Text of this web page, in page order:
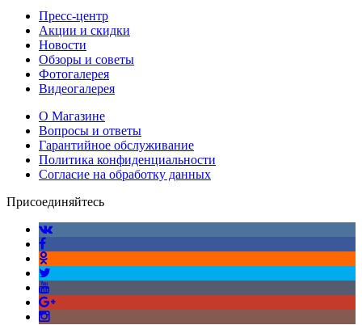
Пресс-центр
Акции и скидки
Новости
Обзоры и советы
Фотогалерея
Видеогалерея
О Магазине
Вопросы и ответы
Гарантийное обслуживание
Политика конфиденциальности
Согласие на обработку данных
Присоединяйтесь